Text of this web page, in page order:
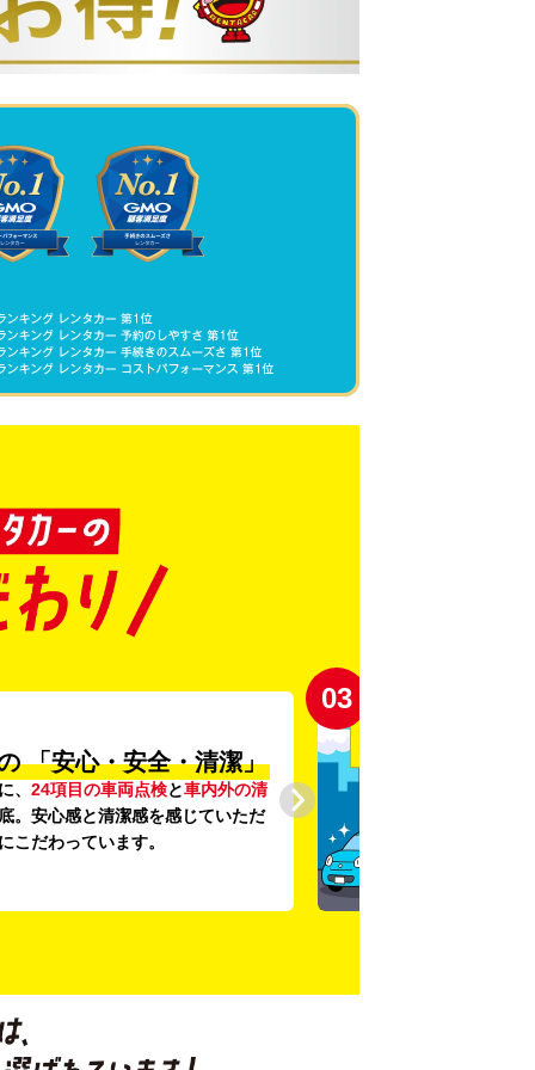
「安心・安全・清潔」
、 24項目の車両点検と車内外の清
。安心感と清潔感を感じていただ
こだわっています。
03